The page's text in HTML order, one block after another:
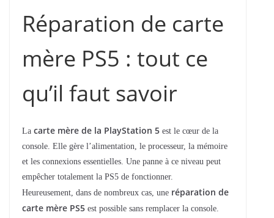
Réparation de carte
mère PS5 : tout ce
qu’il faut savoir
La carte mère de la PlayStation 5 est le cœur de la
console. Elle gère l’alimentation, le processeur, la mémoire
et les connexions essentielles. Une panne à ce niveau peut
empêcher totalement la PS5 de fonctionner.
Heureusement, dans de nombreux cas, une réparation de
carte mère PS5 est possible sans remplacer la console.